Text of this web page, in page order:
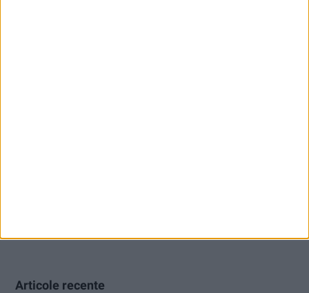
Articole recente